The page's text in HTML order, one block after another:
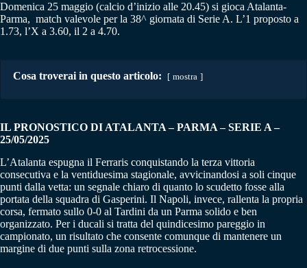
Domenica 25 maggio (calcio d’inizio alle 20.45) si gioca Atalanta-
Parma, match valevole per la 38^ giornata di Serie A. L’1 proposto a
1.73, l’X a 3.60, il 2 a 4.70.
Cosa troverai in questo articolo: mostra
IL PRONOSTICO DI ATALANTA – PARMA – SERIE A –
25/05/2025
L’Atalanta espugna il Ferraris conquistando la terza vittoria
consecutiva e la ventiduesima stagionale, avvicinandosi a soli cinque
punti dalla vetta: un segnale chiaro di quanto lo scudetto fosse alla
portata della squadra di Gasperini. Il Napoli, invece, rallenta la propria
corsa, fermato sullo 0-0 al Tardini da un Parma solido e ben
organizzato. Per i ducali si tratta del quindicesimo pareggio in
campionato, un risultato che consente comunque di mantenere un
margine di due punti sulla zona retrocessione.